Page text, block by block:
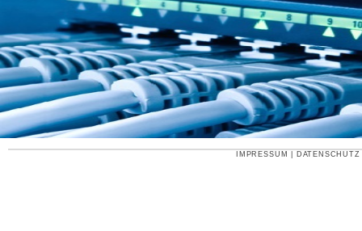
IMPRESSUM DATENSCHUTZ